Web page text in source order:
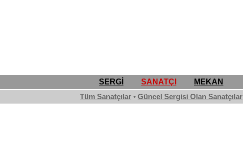
SERGİ SANATÇI
MEKAN
Tüm Sanatçılar • Güncel Sergisi Olan Sanatçılar